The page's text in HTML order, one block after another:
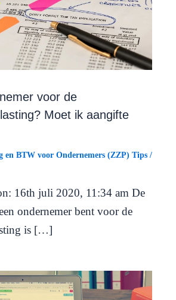
voor de
Moet ik aangifte
en BTW voor Ondernemers (ZZP) Tips /
16th juli 2020, 11:34 am De
ondernemer bent voor de
is […]